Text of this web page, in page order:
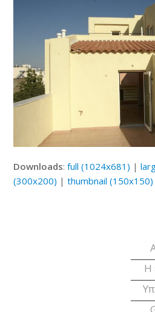
Downloads:full (1024x681) |
(300x200) |thumbnail (150x150)
Η